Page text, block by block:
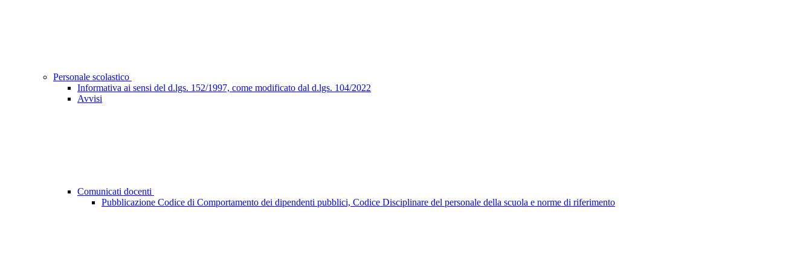
Personale scolastico
Informativa ai sensi del d.lgs. 152/1997, come modificato dal d.lgs. 104/2022
Avvisi
Comunicati docenti
Pubblicazione Codice di Comportamento dei dipendenti pubblici, Codice Disciplinare del personale della scuola e norme di riferimento